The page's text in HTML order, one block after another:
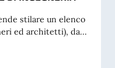
stilare un elenco
ed architetti), da...